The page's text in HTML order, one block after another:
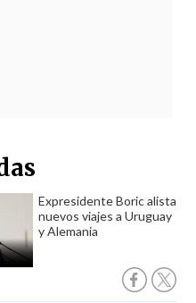
Expresidente Boric alista
nuevos viajes a Uruguay
y Alemania